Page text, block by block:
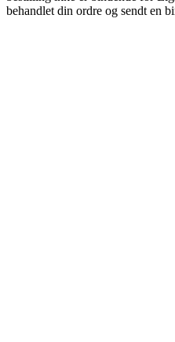
behandlet din ordre og sendt en